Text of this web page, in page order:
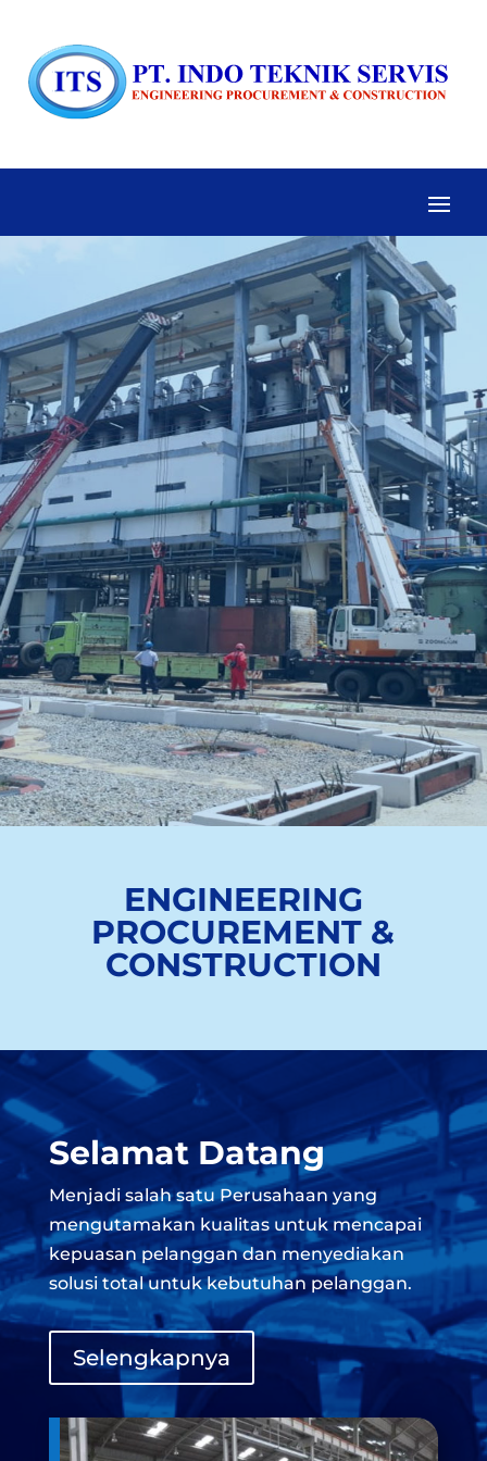
ENGINEERING
PROCUREMENT &
CONSTRUCTION
Selamat Datang
Menjadi salah satu Perusahaan yang
mengutamakan kualitas untuk mencapai
kepuasan pelanggan dan menyediakan
solusi total untuk kebutuhan pelanggan.
Selengkapnya